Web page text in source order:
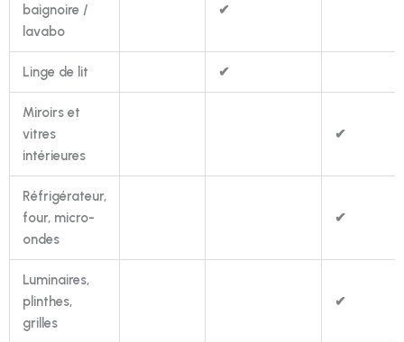
baignoire /
lavabo
✔
Linge de lit ✔
Miroirs et
vitres
intérieures
✔
Réfrigérateur,
four, micro-
ondes
✔
Luminaires,
plinthes,
grilles
✔